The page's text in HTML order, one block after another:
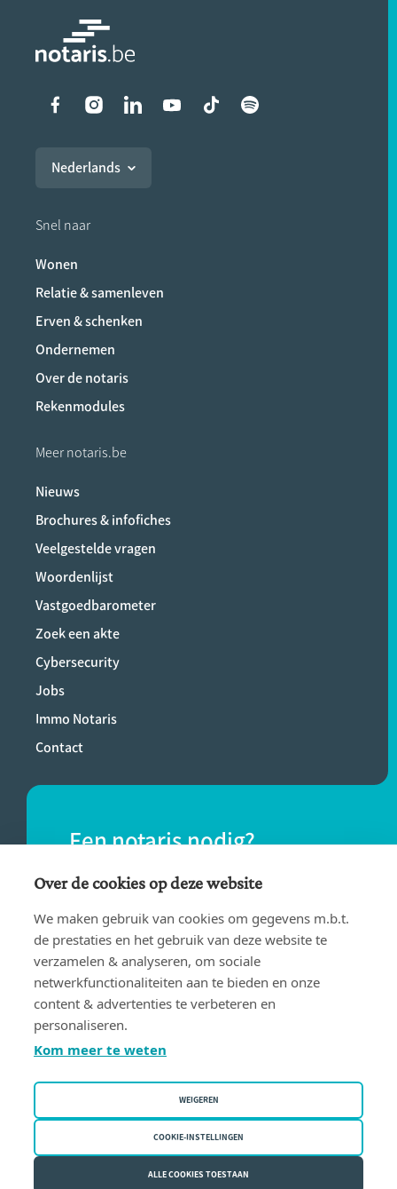
Liens vers les réseaux
Nederlands
Snel naar
Wonen
Relatie & samenleven
Erven & schenken
Ondernemen
Over de notaris
Rekenmodules
Meer notaris.be
Nieuws
Brochures & infofiches
Veelgestelde vragen
Woordenlijst
Vastgoedbarometer
Zoek een akte
Cybersecurity
Jobs
Immo Notaris
Contact
Een notaris nodig?
Vind eenvoudig een notaris bij jou in de
buurt.
VIND EEN NOTARIS
Gebruiksvoorwaarden
Privacy policy
Cookiebeleid
Fednot vzw | Bergstraat 30/34 - 1000 Brussel | BE 0409.357.321
Over de cookies op deze website
We maken gebruik van cookies om gegevens m.b.t.
de prestaties en het gebruik van deze website te
verzamelen & analyseren, om sociale
netwerkfunctionaliteiten aan te bieden en onze
content & advertenties te verbeteren en
personaliseren.
Kom meer te weten
WEIGEREN
COOKIE-INSTELLINGEN
ALLE COOKIES TOESTAAN